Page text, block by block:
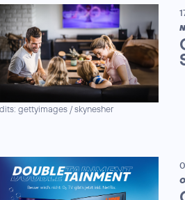
gettyimages / skynesher
O